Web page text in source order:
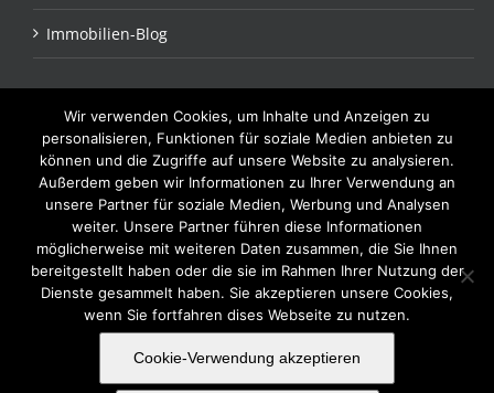
Immobilien-Blog
BLEIBEN SIE IN VERBINDUNG
AKZENT Finanz- und Immobilienservice GmbH| Wielandstr. 5 b | 10625
Wir verwenden Cookies, um Inhalte und Anzeigen zu
personalisieren, Funktionen für soziale Medien anbieten zu
können und die Zugriffe auf unsere Website zu analysieren.
Außerdem geben wir Informationen zu Ihrer Verwendung an
unsere Partner für soziale Medien, Werbung und Analysen
weiter. Unsere Partner führen diese Informationen
möglicherweise mit weiteren Daten zusammen, die Sie Ihnen
bereitgestellt haben oder die sie im Rahmen Ihrer Nutzung der
Dienste gesammelt haben. Sie akzeptieren unsere Cookies,
wenn Sie fortfahren dises Webseite zu nutzen.
Cookie-Verwendung akzeptieren